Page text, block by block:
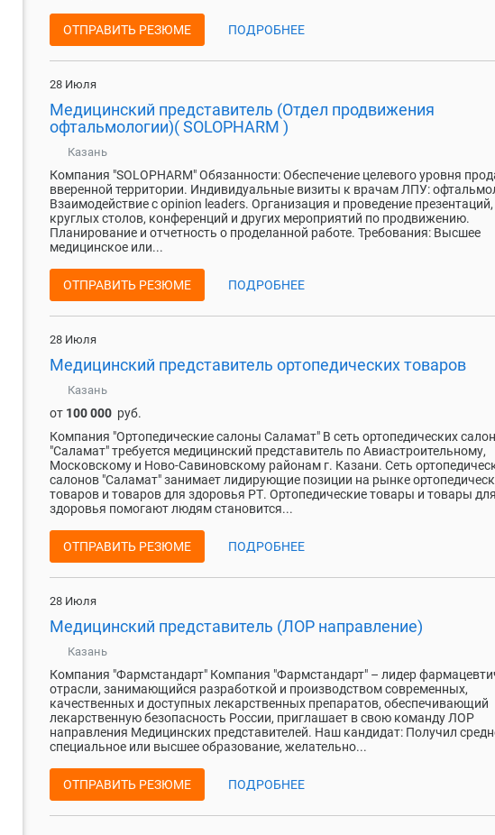
ОТПРАВИТЬ РЕЗЮМЕ ПОДРОБНЕЕ
28 Июля
Медицинский представитель (Отдел продвижения
офтальмологии)( SOLOPHARM )
Казань
Компания "SOLOPHARM" Обязанности: Обеспечение целевого уровня
вверенной территории. Индивидуальные визиты к врачам ЛПУ:
Взаимодействие с opinion leaders. Организация и проведение презентаций,
круглых столов, конференций и других мероприятий по продвижению.
Планирование и отчетность о проделанной работе. Требования: Высшее
медицинское или...
ОТПРАВИТЬ РЕЗЮМЕ ПОДРОБНЕЕ
28 Июля
Медицинский представитель ортопедических товаров
Казань
от 100 000 руб.
Компания "Ортопедические салоны Саламат" В сеть ортопедических
"Саламат" требуется медицинский представитель по Авиастроительному,
Московскому и Ново-Савиновскому районам г. Казани. Сеть
салонов "Саламат" занимает лидирующие позиции на рынке
товаров и товаров для здоровья РТ. Ортопедические товары и товары для
здоровья помогают людям становится...
ОТПРАВИТЬ РЕЗЮМЕ ПОДРОБНЕЕ
28 Июля
Медицинский представитель (ЛОР направление)
Казань
Компания "Фармстандарт" Компания "Фармстандарт" – лидер
отрасли, занимающийся разработкой и производством современных,
качественных и доступных лекарственных препаратов, обеспечивающий
лекарственную безопасность России, приглашает в свою команду ЛОР
направления Медицинских представителей. Наш кандидат: Получил
специальное или высшее образование, желательно...
ОТПРАВИТЬ РЕЗЮМЕ ПОДРОБНЕЕ